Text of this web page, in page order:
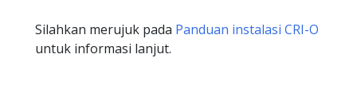
Silahkan merujuk pada Panduan instalasi CRI-O
untuk informasi lanjut.